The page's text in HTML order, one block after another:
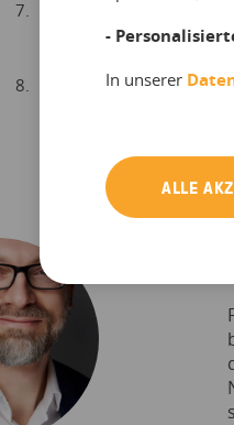
aktivieren
Aktive Bewerbung
-
In unserer
ALLE